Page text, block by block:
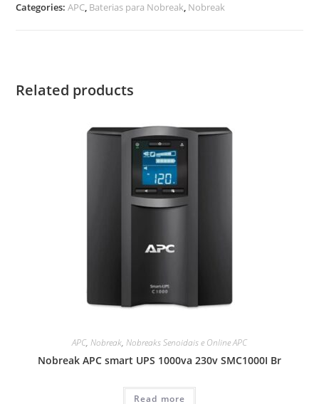
Categories:APC, Baterias para Nobreak, Nobreak
Related products
APC, Nobreak, Nobreaks Senoidais e Online APC
Nobreak APC smart UPS 1000va 230v SMC1000I Br
Read more